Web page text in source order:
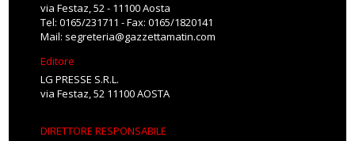
via Festaz, 52 - 11100 Aosta
Tel: 0165/231711 - Fax: 0165/1820141
Mail: segreteria@gazzettamatin.com
Editore
LG PRESSE S.R.L.
via Festaz, 52 11100 AOSTA
DIRETTORE RESPONSABILE